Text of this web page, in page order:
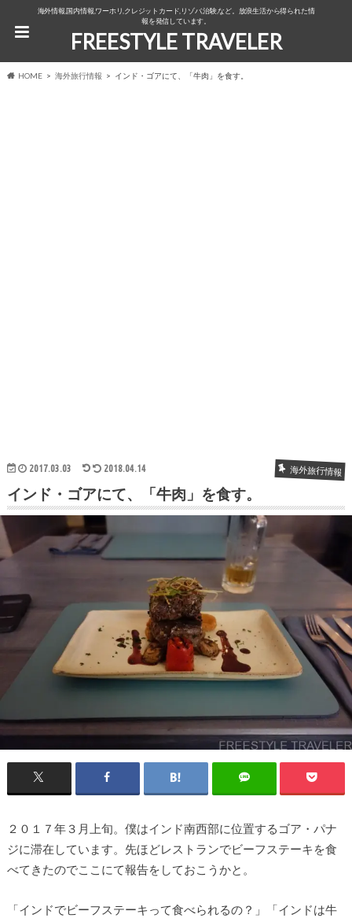
海外情報,国内情報,ワーホリ,クレジットカード,リゾバ,治験,など。放浪生活から得られた情
報を発信しています。
FREESTYLE TRAVELER
HOME 海外旅行情報 インド・ゴアにて、「牛肉」を食す。
2017.03.03 2018.04.14 海外旅行情報
インド・ゴアにて、「牛肉」を食す。
２０１７年３月上旬。僕はインド南西部に位置するゴア・パナ
ジに滞在しています。先ほどレストランでビーフステーキを食
べてきたのでここにて報告をしておこうかと。
「インドでビーフステーキって食べられるの？」「インドは牛